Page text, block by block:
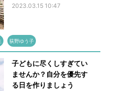
2023.03.15 10:47
荻野ゆう子
子どもに尽くしすぎてい
ませんか？自分を優先す
る日を作りましょう